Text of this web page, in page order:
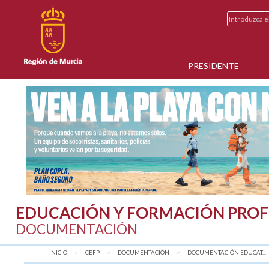
PRESIDENTE
EDUCACIÓN Y FORMACIÓN
DOCUMENTACIÓN
INICIO CEFP DOCUMENTACIÓN DOCUMENTACIÓN EDUCAT...